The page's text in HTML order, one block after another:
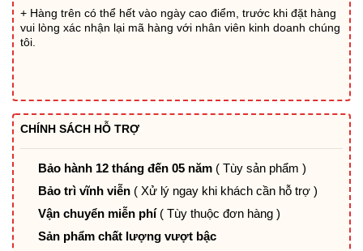
+ Hàng trên có thể hết vào ngày cao điểm, trước khi đặt hàng
vui lòng xác nhận lại mã hàng với nhân viên kinh doanh chúng
tôi.
CHÍNH SÁCH HỖ TRỢ
Bảo hành 12 tháng đến 05 năm ( Tùy sản phẩm )
Bảo trì vĩnh viễn ( Xử lý ngay khi khách cần hỗ trợ )
Vận chuyển miễn phí ( Tùy thuộc đơn hàng )
Sản phẩm chất lượng vượt bậc